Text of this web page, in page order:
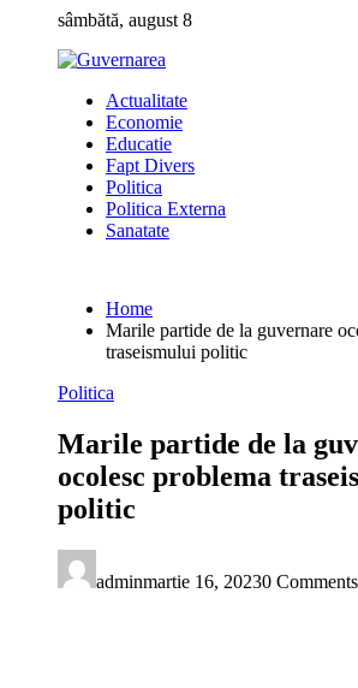
content
sâmbătă, august 8
Actualitate
Economie
Educatie
Fapt Divers
Politica
Politica Externa
Sanatate
Home
Marile partide de la guvernare
traseismului politic
Politica
Marile partide de la
ocolesc problema
politic
adminmartie 16, 20230 Comments